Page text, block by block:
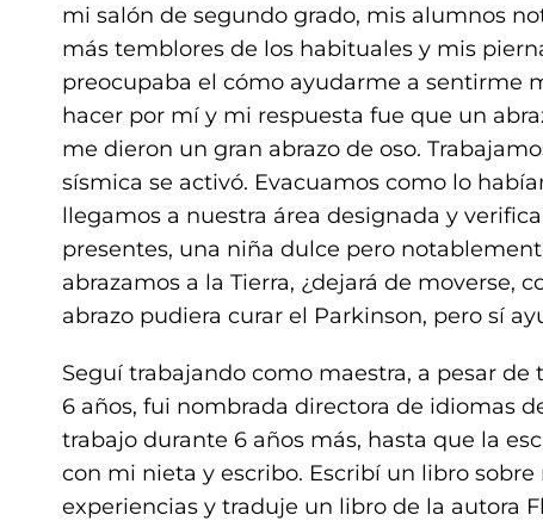
mi salón de segundo grado, mis alumnos
más temblores de los habituales y mis
preocupaba el cómo ayudarme a sentirme
hacer por mí y mi respuesta fue que un
me dieron un gran abrazo de oso.
sísmica se activó. Evacuamos como lo
llegamos a nuestra área designada y
presentes, una niña dulce pero
abrazamos a la Tierra, ¿dejará de moverse,
abrazo pudiera curar el Parkinson, pero sí
Seguí trabajando como maestra, a pesar
6 años, fui nombrada directora de idiomas
trabajo durante 6 años más, hasta que la
con mi nieta y escribo. Escribí un libro
experiencias y traduje un libro de la autora